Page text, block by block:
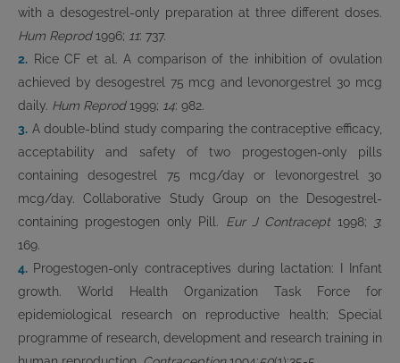
with a desogestrel-only preparation at three different doses.
Hum Reprod1996; 11: 737.
2. Rice CF et al. A comparison of the inhibition of ovulation
achieved by desogestrel 75 mcg and levonorgestrel 30 mcg
daily. Hum Reprod1999; 14: 982.
3. A double-blind study comparing the contraceptive efficacy,
acceptability and safety of two progestogen-only pills
containing desogestrel 75 mcg/day or levonorgestrel 30
mcg/day. Collaborative Study Group on the Desogestrel-
containing progestogen only Pill. Eur J Contracept1998; 3:
169.
4. Progestogen-only contraceptives during lactation: I Infant
growth. World Health Organization Task Force for
epidemiological research on reproductive health; Special
programme of research, development and research training in